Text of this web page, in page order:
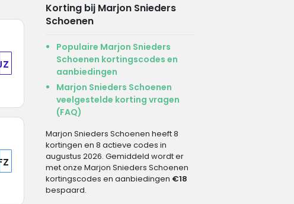
Korting bij Marjon Snieders
Schoenen
Populaire Marjon Snieders
Schoenen kortingscodes en
aanbiedingen
Marjon Snieders Schoenen
veelgestelde korting vragen
(FAQ)
Marjon Snieders Schoenen heeft 8
kortingen en 8 actieve codes in
augustus 2026. Gemiddeld wordt er
met onze Marjon Snieders Schoenen
kortingscodes en aanbiedingen €18
bespaard.